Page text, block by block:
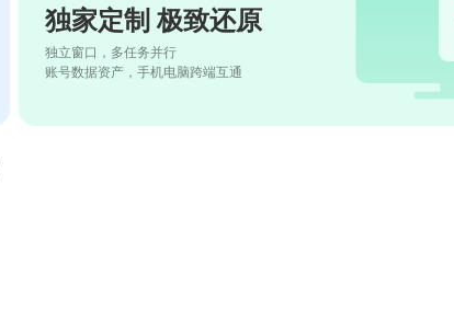
独家定制 极致还原
独立窗口，多任务并行
账号数据资产，手机电脑跨端互通